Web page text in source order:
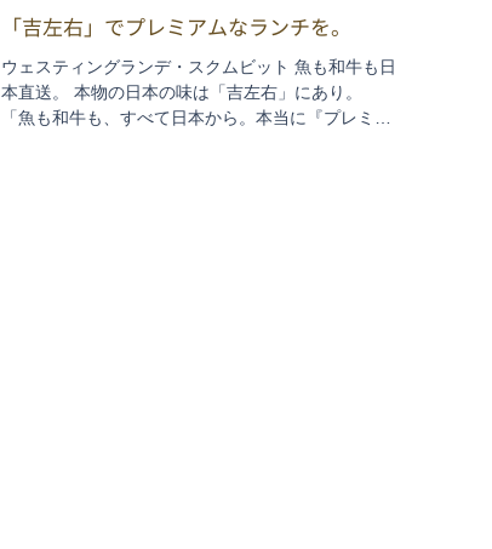
「吉左右」でプレミアムなランチを。
ウェスティングランデ・スクムビット 魚も和牛も日
本直送。 本物の日本の味は「吉左右」にあり。
「魚も和牛も、すべて日本から。本当に『プレミア